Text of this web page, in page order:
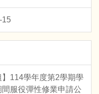
15
】114學年度第2學期學
服役彈性修業申請公